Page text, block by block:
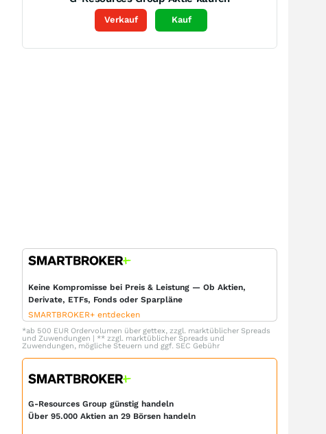
Verkauf Kauf
Keine Kompromisse bei Preis & Leistung — Ob Aktien,
Derivate, ETFs, Fonds oder Sparpläne
SMARTBROKER+ entdecken
*ab 500 EUR Ordervolumen über gettex, zzgl. marktüblicher Spreads
und Zuwendungen | ** zzgl. marktüblicher Spreads und
Zuwendungen, mögliche Steuern und ggf. SEC Gebühr
G-Resources Group günstig handeln
Über 95.000 Aktien an 29 Börsen handeln